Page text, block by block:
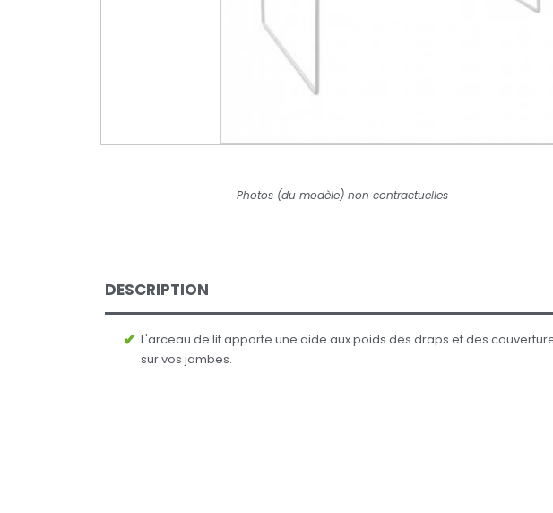
Photos (du modèle) non contractuelles
DESCRIPTION
L'arceau de lit apporte une aide aux poids des draps et des
sur vos jambes.